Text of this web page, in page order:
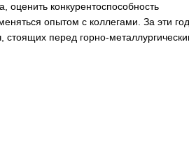
оценить конкурентоспособность
опытом с коллегами. За эти
перед горно-